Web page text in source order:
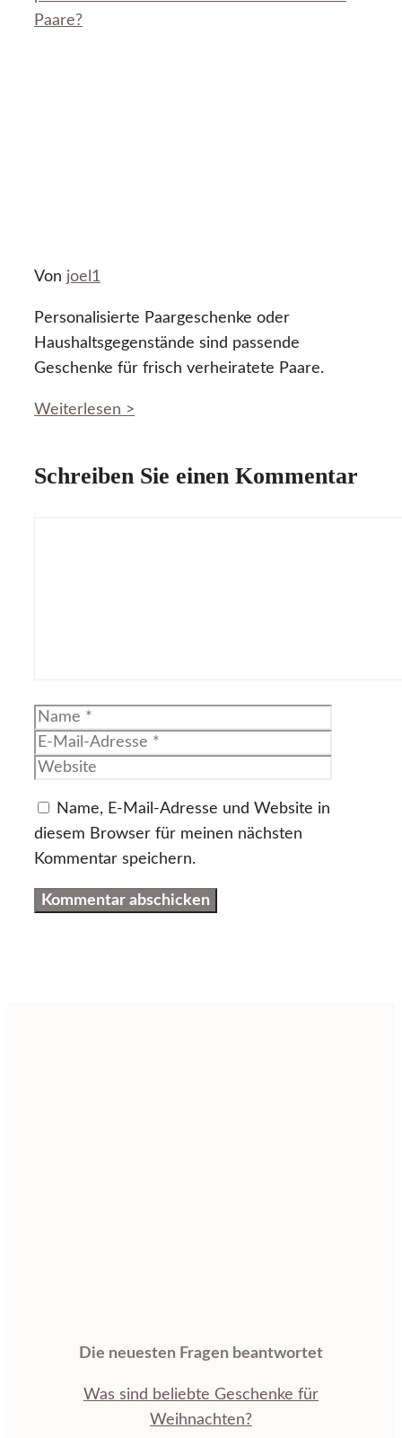
Paare?
Von joel1
Personalisierte Paargeschenke oder
Haushaltsgegenstände sind passende
Geschenke für frisch verheiratete Paare.
Weiterlesen >
Schreiben Sie einen Kommentar
Name
Name, E-Mail-Adresse und Website in
diesem Browser für meinen nächsten
Kommentar speichern.
Die neuesten Fragen beantwortet
Was sind beliebte Geschenke für
Weihnachten?